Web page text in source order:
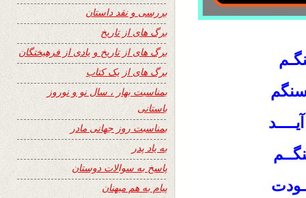
بررسی و نقد داستان
برگ های از تاریخ
برگ های از تاریخ و یادی از فرهیختگان
برگ های از یک کتاب
بمناسبت بهار ، سال نو و نوروز
باستانی
بمناسبت روز جهانی مادر
به یاد پدر
پاسخ به سوالات دوستان
پیام به هم میهنان